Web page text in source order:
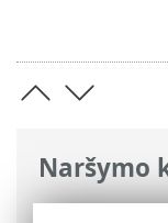
Naršymo
ESET